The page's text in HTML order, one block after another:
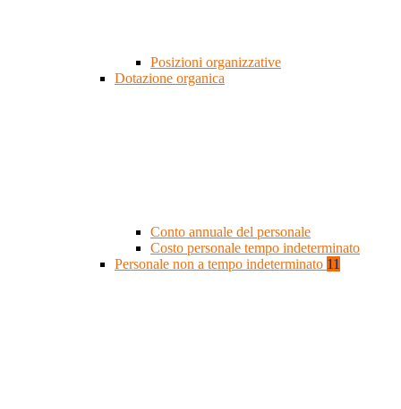
Posizioni organizzative
Dotazione organica
Conto annuale del personale
Costo personale tempo indeterminato
Personale non a tempo indeterminato 11